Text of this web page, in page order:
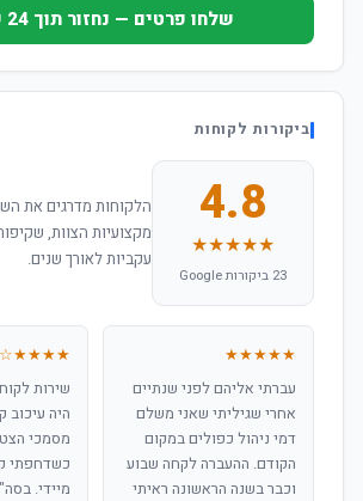
שלחו פרטים — נחזור תוך 24 שעות
ביקורות לקוחות
4.8
★★★★★
23 ביקורות Google
הלקוחות מדרגים את
מקצועיות הצוות,
עקביות לאורך שנים.
★★★★★
עברתי אליהם לפני שנתיים
אחרי שגיליתי שאני משלם
דמי ניהול כפולים במקום
הקודם. ההעברה לקחה שבוע
וכבר בשנה הראשונה ראיתי
★★★★☆
שירות
היה עיכוב
מסמכי
כשדחפתי
מיידי.